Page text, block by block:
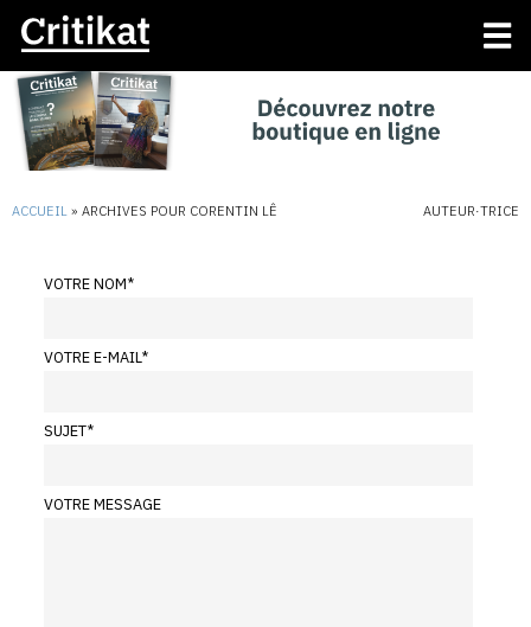
ACCUEIL » ARCHIVES POUR CORENTIN LÊ AUTEUR·TRICE
VOTRE NOM*
VOTRE E-MAIL*
SUJET*
VOTRE MESSAGE